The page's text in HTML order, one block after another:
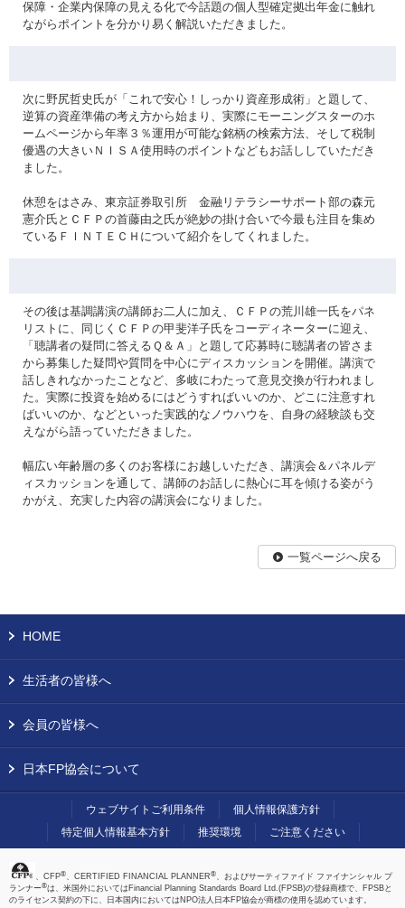
保障・企業内保障の見える化で今話題の個人型確定拠出年金に触れ
ながらポイントを分かり易く解説いただきました。
次に野尻哲史氏が「これで安心！しっかり資産形成術」と題して、
逆算の資産準備の考え方から始まり、実際にモーニングスターのホ
ームページから年率３％運用が可能な銘柄の検索方法、そして税制
優遇の大きいＮＩＳＡ使用時のポイントなどもお話ししていただき
ました。
休憩をはさみ、東京証券取引所 金融リテラシーサポート部の森元
憲介氏とＣＦＰの首藤由之氏が絶妙の掛け合いで今最も注目を集め
ているＦＩＮＴＥＣＨについて紹介をしてくれました。
その後は基調講演の講師お二人に加え、ＣＦＰの荒川雄一氏をパネ
リストに、同じくＣＦＰの甲斐洋子氏をコーディネーターに迎え、
「聴講者の疑問に答えるＱ＆Ａ」と題して応募時に聴講者の皆さま
から募集した疑問や質問を中心にディスカッションを開催。講演で
話しきれなかったことなど、多岐にわたって意見交換が行われまし
た。実際に投資を始めるにはどうすればいいのか、どこに注意すれ
ばいいのか、などといった実践的なノウハウを、自身の経験談も交
えながら語っていただきました。
幅広い年齢層の多くのお客様にお越しいただき、講演会＆パネルデ
ィスカッションを通して、講師のお話しに熱心に耳を傾ける姿がう
かがえ、充実した内容の講演会になりました。
一覧ページへ戻る
HOME
生活者の皆様へ
会員の皆様へ
日本FP協会について
ウェブサイトご利用条件
個人情報保護方針
特定個人情報基本方針
推奨環境 ご注意ください
、CFP®、CERTIFIED FINANCIAL PLANNER®、およびサーティファイド ファイナンシャル プ
ランナー®は、米国外においてはFinancial Planning Standards Board Ltd.(FPSB)の登録商標で、FPSBと
のライセンス契約の下に、日本国内においてはNPO法人日本FP協会が商標の使用を認めています。